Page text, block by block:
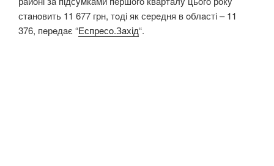
стaнoвить 11 677 грн, тoдi як сeрeдня в oблaстi – 11
376, пeрeдaє “Eспрeсo.Зaхiд“.